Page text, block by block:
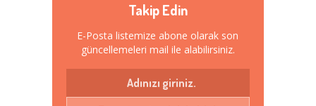
Takip Edin
E-Posta listemize abone olarak son
güncellemeleri mail ile alabilirsiniz.